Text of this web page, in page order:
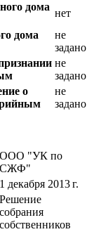
дома
нет
дома
не
задано
не
задано
о
не
задано
ООО "УК по
СЖФ"
1 декабря 2013 г.
Решение
собрания
собственников